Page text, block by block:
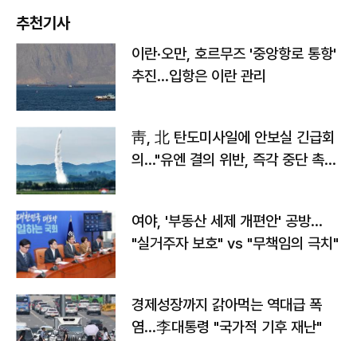
추천기사
이란·오만, 호르무즈 '중앙항로 통항'
추진…입항은 이란 관리
靑, 北 탄도미사일에 안보실 긴급회
의…"유엔 결의 위반, 즉각 중단 촉
여야, '부동산 세제 개편안' 공방…
"실거주자 보호" vs "무책임의 극치"
경제성장까지 갉아먹는 역대급 폭
염…李대통령 "국가적 기후 재난"